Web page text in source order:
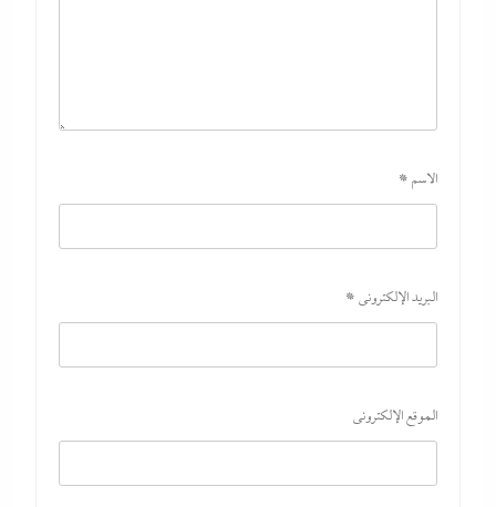
الاسم *
البريد الإلكتروني *
الموقع الإلكتروني
بعد غياب 75 عاما: منتخب المبارزة يحقق ميدالية عالمية..والأروع أنها
على حساب نظيره الإسرائيلي